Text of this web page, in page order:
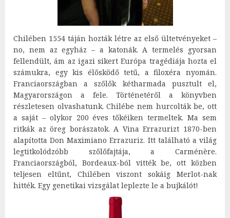
Chilében 1554 táján hozták létre az első ültetvényeket –
no, nem az egyház – a katonák. A termelés gyorsan
fellendült, ám az igazi sikert Európa tragédiája hozta el
számukra, egy kis élősködő tetű, a filoxéra nyomán.
Franciaországban a szőlők kétharmada pusztult el,
Magyarországon a fele. Történetéről a könyvben
részletesen olvashatunk. Chilébe nem hurcolták be, ott
a saját – olykor 200 éves tőkéiken termeltek. Ma sem
ritkák az öreg borászatok. A Vina Errazurizt 1870-ben
alapította Don Maximiano Errazuriz. Itt található a világ
legtitkolódzóbb szőlőfajtája, a Carménère.
Franciaországból, Bordeaux-ból vitték be, ott közben
teljesen eltűnt, Chilében viszont sokáig Merlot-nak
hitték. Egy genetikai vizsgálat leplezte le a bujkálót!